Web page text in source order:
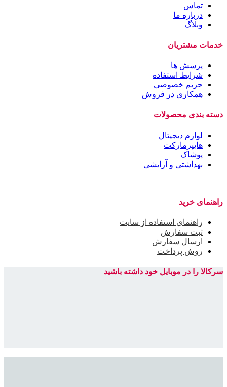
تماس
درباره ما
وبلاگ
خدمات مشتریان
پرسش ها
شرایط استفاده
حریم خصوصی
همکاری در فروش
دسته بندی محصولات
لوازم دیجیتال
هایپرمارکت
پوشاک
بهداشتی و آرایشی
راهنمای خرید
راهنمای استفاده از سایت
ثبت سفارش
ارسال سفارش
روش پرداخت
سرکالا را در موبایل خود داشته باشید